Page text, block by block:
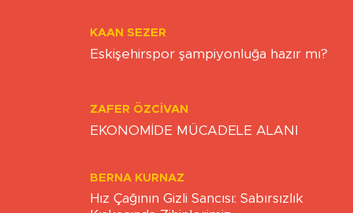
KAAN SEZER
Eskişehirspor şampiyonluğa hazır mı?
ZAFER ÖZCIVAN
EKONOMİDE MÜCADELE ALANI
BERNA KURNAZ
Hız Çağının Gizli Sancısı: Sabırsızlık